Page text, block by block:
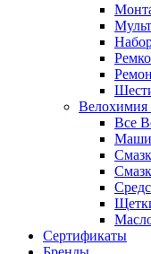
Велохимия
Все
Сертификаты